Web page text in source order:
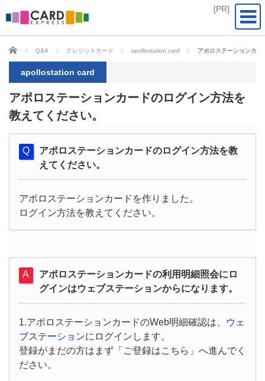
CARD EXPRESS
Q&A クレジットカード apollostation card アポロステーションカ
apollostation card
アポロステーションカードのログイン方法を
教えてください。
アポロステーションカードのログイン方法を教
えてください。
アポロステーションカードを作りました。
ログイン方法を教えてください。
アポロステーションカードの利用明細照会にロ
グインはウェブステーションからになります。
1.アポロステーションカードのWeb明細確認は、
ウェ
ブステーションにログインします。
登録がまだの方はまず「ご登録はこちら」へ進んでく
ださい。